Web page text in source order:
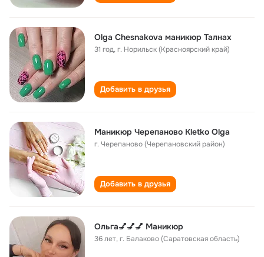
Olga Chesnakova маникюр Талнах
31 год,г. Норильск (Красноярский край)
Добавить в друзья
Маникюр Черепаново Kletko Olga
г. Черепаново (Черепановский район)
Добавить в друзья
Ольга💅💅💅 Маникюр
36 лет,г. Балаково (Саратовская область)